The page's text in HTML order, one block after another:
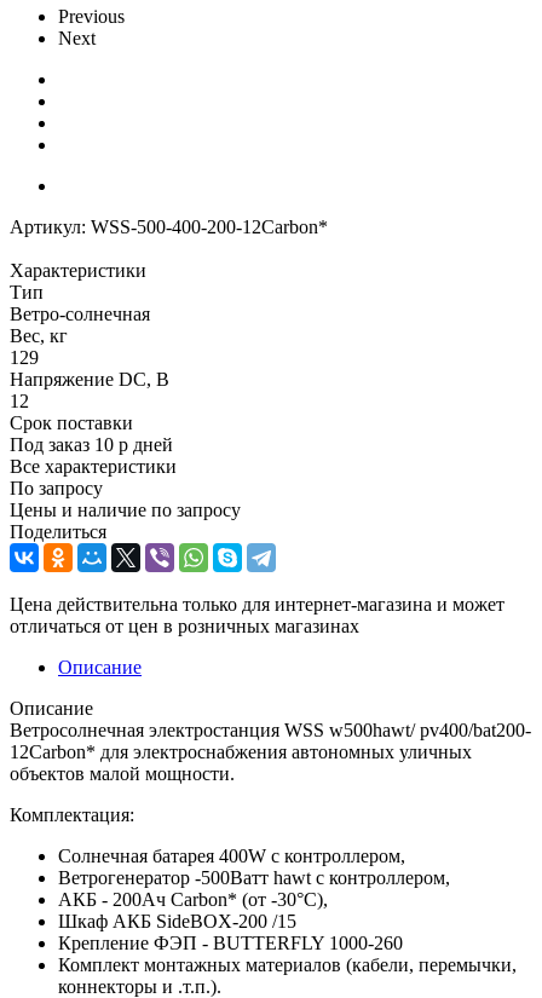
Previous
Next
Артикул: WSS-500-400-200-12Carbon*
Характеристики
Тип
Ветро-солнечная
Вес, кг
129
Напряжение DC, В
12
Срок поставки
Под заказ 10 р дней
Все характеристики
По запросу
Цены и наличие по запросу
Поделиться
Цена действительна только для интернет-магазина и может
отличаться от цен в розничных магазинах
Описание
Описание
Ветросолнечная электростанция WSS w500hawt/ pv400/bat200-
12Carbon* для электроснабжения автономных уличных
объектов малой мощности.
Комплектация:
Солнечная батарея 400W с контроллером,
Ветрогенератор -500Ватт hawt с контроллером,
АКБ - 200Ач Carbon* (от -30°С),
Шкаф АКБ SideBOX-200 /15
Крепление ФЭП - BUTTERFLY 1000-260
Комплект монтажных материалов (кабели, перемычки,
коннекторы и .т.п.).